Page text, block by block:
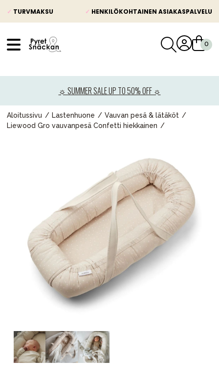
✓ TURVMAKSU ✓ HENKILÖKOHTAINEN ASIAKASPALVELU
☼ SUMMER SALE UP TO 50% OFF ☼
Aloitussivu Lastenhuone
Vauvan pesä & lätäköt
Liewood Gro vauvanpesä Confetti hiekkainen
Lastenvaunut
Lasten turvaistuimet
Lelut ja pelit
Äiti & Isä
Huonekalut & vuodevaatteet
Tarvikkeet
Varaosat
Kampanjat
Lahjavinkkejä
Suosikit
Tavaramerkit
Aurinko ja uinti